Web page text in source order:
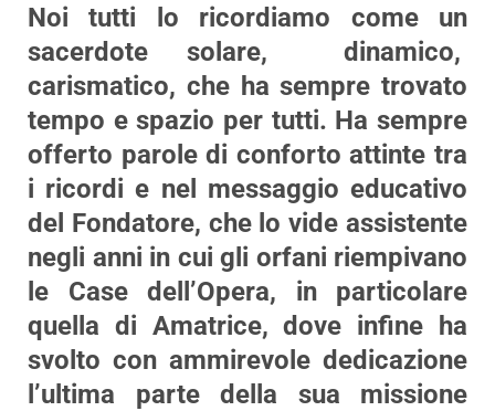
Noi tutti lo ricordiamo come un
sacerdote solare, dinamico,
carismatico, che ha sempre trovato
tempo e spazio per tutti. Ha sempre
offerto parole di conforto attinte tra
i ricordi e nel messaggio educativo
del Fondatore, che lo vide assistente
negli anni in cui gli orfani riempivano
le Case dell’Opera, in particolare
quella di Amatrice, dove infine ha
svolto con ammirevole dedicazione
l’ultima parte della sua missione